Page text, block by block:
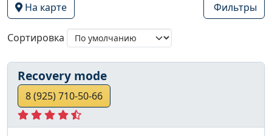
На карте
Фильтры
Сортировка
Recovery mode
8 (925) 710-50-66